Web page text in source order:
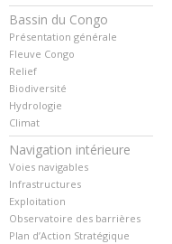
Bassin du Congo
Présentation générale
Fleuve Congo
Relief
Biodiversité
Hydrologie
Climat
Navigation intérieure
Voies navigables
Infrastructures
Exploitation
Observatoire des barrières
Plan d’Action Stratégique